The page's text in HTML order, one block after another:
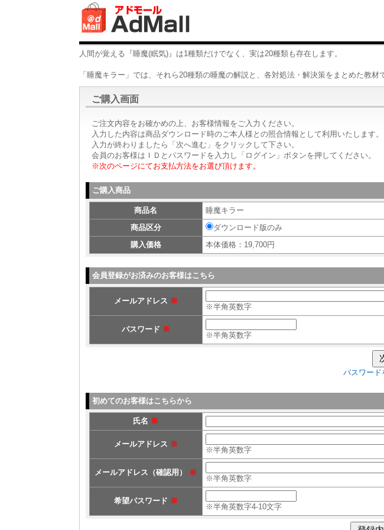
人間が覚える『睡魔(眠気)』は1種類だけでなく、実は20種類も存在します。
「睡魔キラー」では、それら20種類の睡魔の解説と、各対処法・解決策をまとめた教材
ご購入画面
ご注文内容をお確かめの上、お客様情報をご入力ください。
入力した内容は商品ダウンロード時のご本人様との照合情報として利用いたします。
入力が終わりましたら「次へ進む」をクリックして下さい。
会員のお客様はＩＤとパスワードを入力し「ログイン」ボタンを押してください。
※次のページにてお支払方法をお選び頂けます。
ご購入商品
商品名
睡魔キラー
商品区分
ダウンロード版のみ
購入価格
本体価格：19,700円
会員登録がお済みのお客様はこちら
メールアドレス ※
※半角英数字
パスワード ※
※半角英数字
パスワード
初めてのお客様はこちらから
氏名 ※
メールアドレス ※
※半角英数字
メールアドレス（確認用） ※
※半角英数字
希望パスワード ※
※半角英数字4-10文字